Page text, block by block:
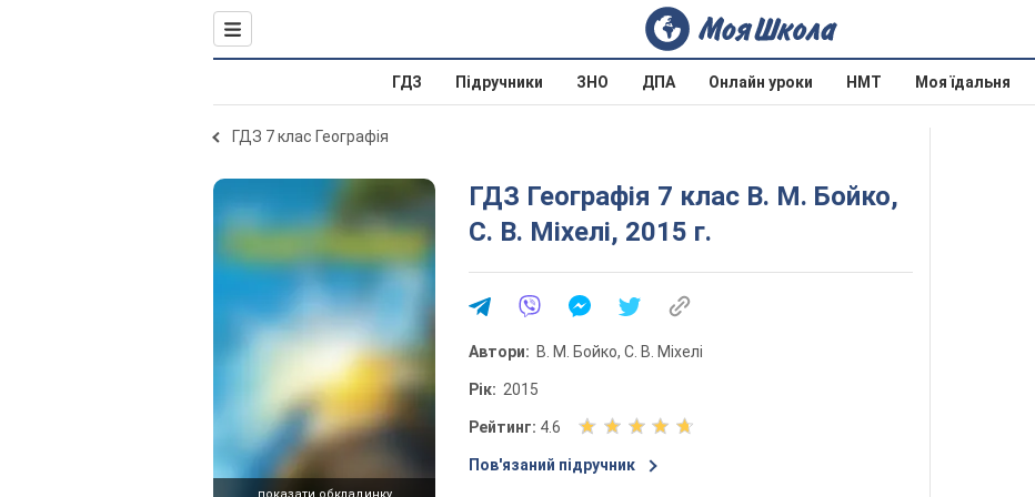
ГДЗ Підручники ЗНО ДПА Онлайн уроки НМТ Моя їдальня
ГДЗ 7 клас Географія
ГДЗ Географія 7 клас В. М. Бойко,
С. В. Міхелі, 2015 г.
Автори: В. М. Бойко, С. В. Міхелі
Рік: 2015
Рейтинг: 4.6
О
і
Пов'язаний підручник